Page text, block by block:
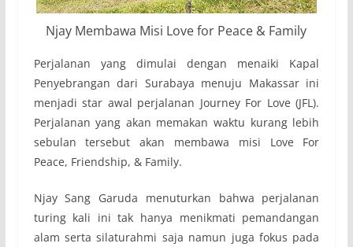
Njay Membawa Misi Love for Peace & Family
Perjalanan yang dimulai dengan menaiki Kapal
Penyebrangan dari Surabaya menuju Makassar ini
menjadi star awal perjalanan Journey For Love (JFL).
Perjalanan yang akan memakan waktu kurang lebih
sebulan tersebut akan membawa misi Love For
Peace, Friendship, & Family.
Njay Sang Garuda menuturkan bahwa perjalanan
turing kali ini tak hanya menikmati pemandangan
alam serta silaturahmi saja namun juga fokus pada